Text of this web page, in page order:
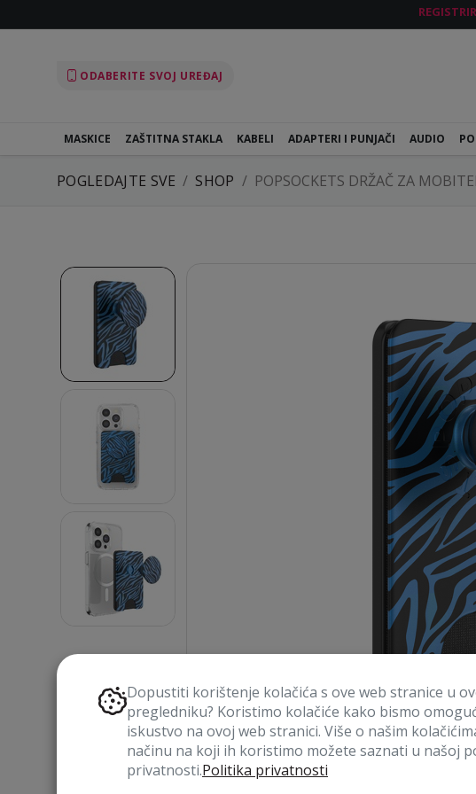
ODABERITE SVOJ UREĐAJ
MASKICE ZAŠTITNA STAKLA KABELI ADAPTERI I PUNJAČI AUDIO
POGLEDAJTE SVE SHOP POPSOCKETS DRŽAČ ZA
Dopustiti korištenje kolačića s ove web stranice u
pregledniku? Koristimo kolačiće kako bismo
iskustvo na ovoj web stranici. Više o našim
načinu na koji ih koristimo možete saznati u našoj
privatnosti.Politika privatnosti